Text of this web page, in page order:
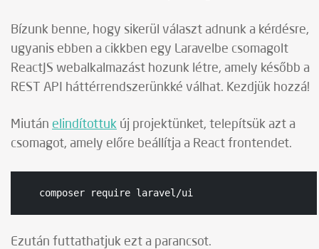
Bízunk benne, hogy sikerül választ adnunk a kérdésre,
ugyanis ebben a cikkben egy Laravelbe csomagolt
ReactJS webalkalmazást hozunk létre, amely később a
REST API háttérrendszerünkké válhat. Kezdjük hozzá!
Miután elindítottuk új projektünket, telepítsük azt a
csomagot, amely előre beállítja a React frontendet.
composer require laravel/ui
Ezután futtathatjuk ezt a parancsot.